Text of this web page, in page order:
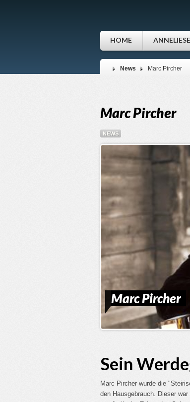
HOME
News Marc Pircher
Marc Pircher
NEWS
Marc Pircher
Sein
Marc Pircher wurde die
den Hausgebrauch. Dieser
video